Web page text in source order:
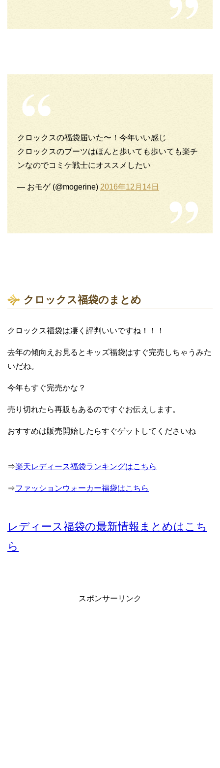
クロックスの福袋届いた〜！今年いい感じ
クロックスのブーツはほんと歩いても歩いても楽チ
ンなのでコミケ戦士にオススメしたい
— おモゲ (@mogerine) 2016年12月14日
クロックス福袋のまとめ
クロックス福袋は凄く評判いいですね！！！
去年の傾向えお見るとキッズ福袋はすぐ完売しちゃうみた
いだね。
今年もすぐ完売かな？
売り切れたら再販もあるのですぐお伝えします。
おすすめは販売開始したらすぐゲットしてくださいね
⇒楽天レディース福袋ランキングはこちら
⇒ファッションウォーカー福袋はこちら
レディース福袋の最新情報まとめはこち
ら
スポンサーリンク